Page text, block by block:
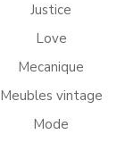
Justice
Love
Mecanique
Meubles vintage
Mode